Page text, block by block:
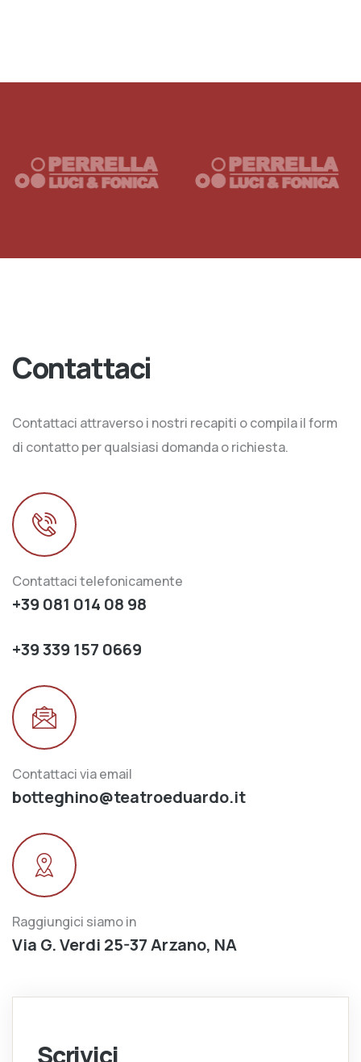
Contattaci
Contattaci attraverso i nostri recapiti o compila il form
di contatto per qualsiasi domanda o richiesta.
Contattaci telefonicamente
+39 081 014 08 98
+39 339 157 0669
Contattaci via email
botteghino@teatroeduardo.it
Raggiungici siamo in
Via G. Verdi 25-37 Arzano, NA
Scrivici